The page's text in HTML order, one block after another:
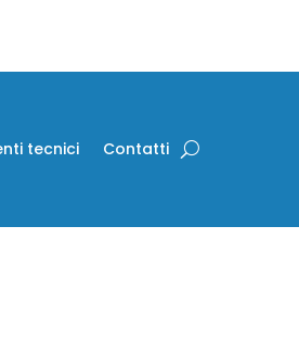
tecnici Contatti